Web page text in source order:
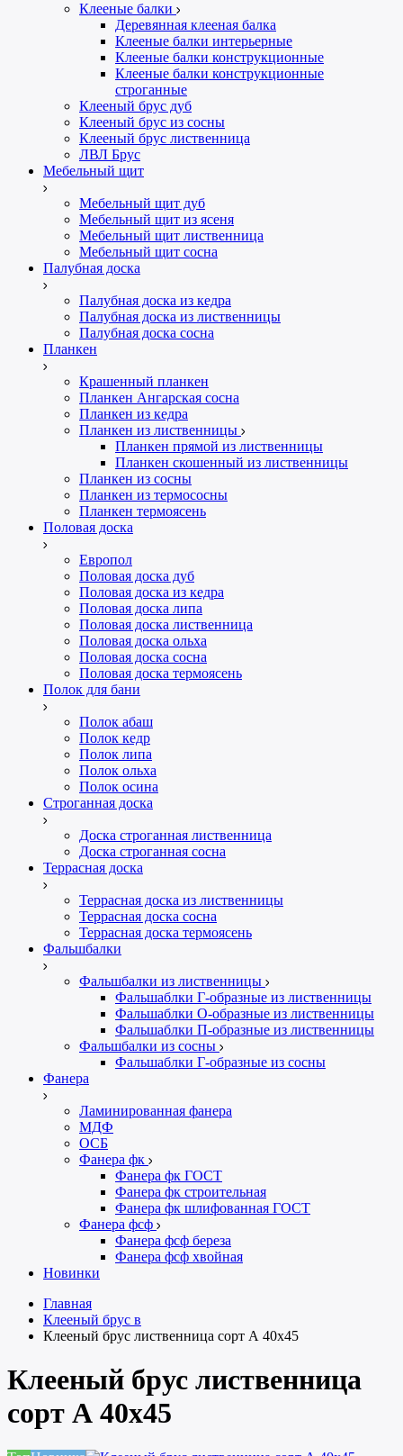
Клееные балки
Деревянная клееная балка
Клееные балки интерьерные
Клееные балки конструкционные
Клееные балки конструкционные
строганные
Клееный брус дуб
Клееный брус из сосны
Клееный брус лиственница
ЛВЛ Брус
Мебельный щит
Мебельный щит дуб
Мебельный щит из ясеня
Мебельный щит лиственница
Мебельный щит сосна
Палубная доска
Палубная доска из кедра
Палубная доска из лиственницы
Палубная доска сосна
Планкен
Крашенный планкен
Планкен Ангарская сосна
Планкен из кедра
Планкен из лиственницы
Планкен прямой из лиственницы
Планкен скошенный из лиственницы
Планкен из сосны
Планкен из термососны
Планкен термоясень
Половая доска
Европол
Половая доска дуб
Половая доска из кедра
Половая доска липа
Половая доска лиственница
Половая доска ольха
Половая доска сосна
Половая доска термоясень
Полок для бани
Полок абаш
Полок кедр
Полок липа
Полок ольха
Полок осина
Строганная доска
Доска строганная лиственница
Доска строганная сосна
Террасная доска
Террасная доска из лиственницы
Террасная доска сосна
Террасная доска термоясень
Фальшбалки
Фальшбалки из лиственницы
Фальшаблки Г-образные из лиственницы
Фальшаблки О-образные из лиственницы
Фальшаблки П-образные из лиственницы
Фальшбалки из сосны
Фальшаблки Г-образные из сосны
Фанера
Ламинированная фанера
МДФ
ОСБ
Фанера фк
Фанера фк ГОСТ
Фанера фк строительная
Фанера фк шлифованная ГОСТ
Фанера фсф
Фанера фсф береза
Фанера фсф хвойная
Новинки
Главная
Клееный брус в
Клееный брус лиственница сорт А 40х45
Клееный брус лиственница
сорт А 40х45